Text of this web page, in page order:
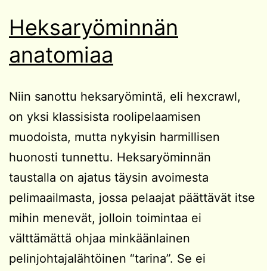
Heksaryöminnän
anatomiaa
Niin sanottu heksaryömintä, eli hexcrawl,
on yksi klassisista roolipelaamisen
muodoista, mutta nykyisin harmillisen
huonosti tunnettu. Heksaryöminnän
taustalla on ajatus täysin avoimesta
pelimaailmasta, jossa pelaajat päättävät itse
mihin menevät, jolloin toimintaa ei
välttämättä ohjaa minkäänlainen
pelinjohtajalähtöinen “tarina”. Se ei